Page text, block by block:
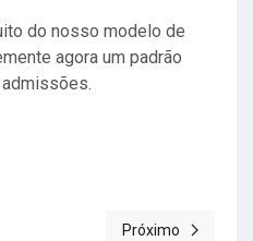
do nosso modelo de
agora um padrão
Pressa ou com Segurança?
Próximo artigo:
Próximo